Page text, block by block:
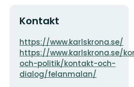
Kontakt
Adress
https://www.karlskrona.se/
https://www.karlskrona.se/
och-politik/kontakt-och-
dialog/felanmalan/